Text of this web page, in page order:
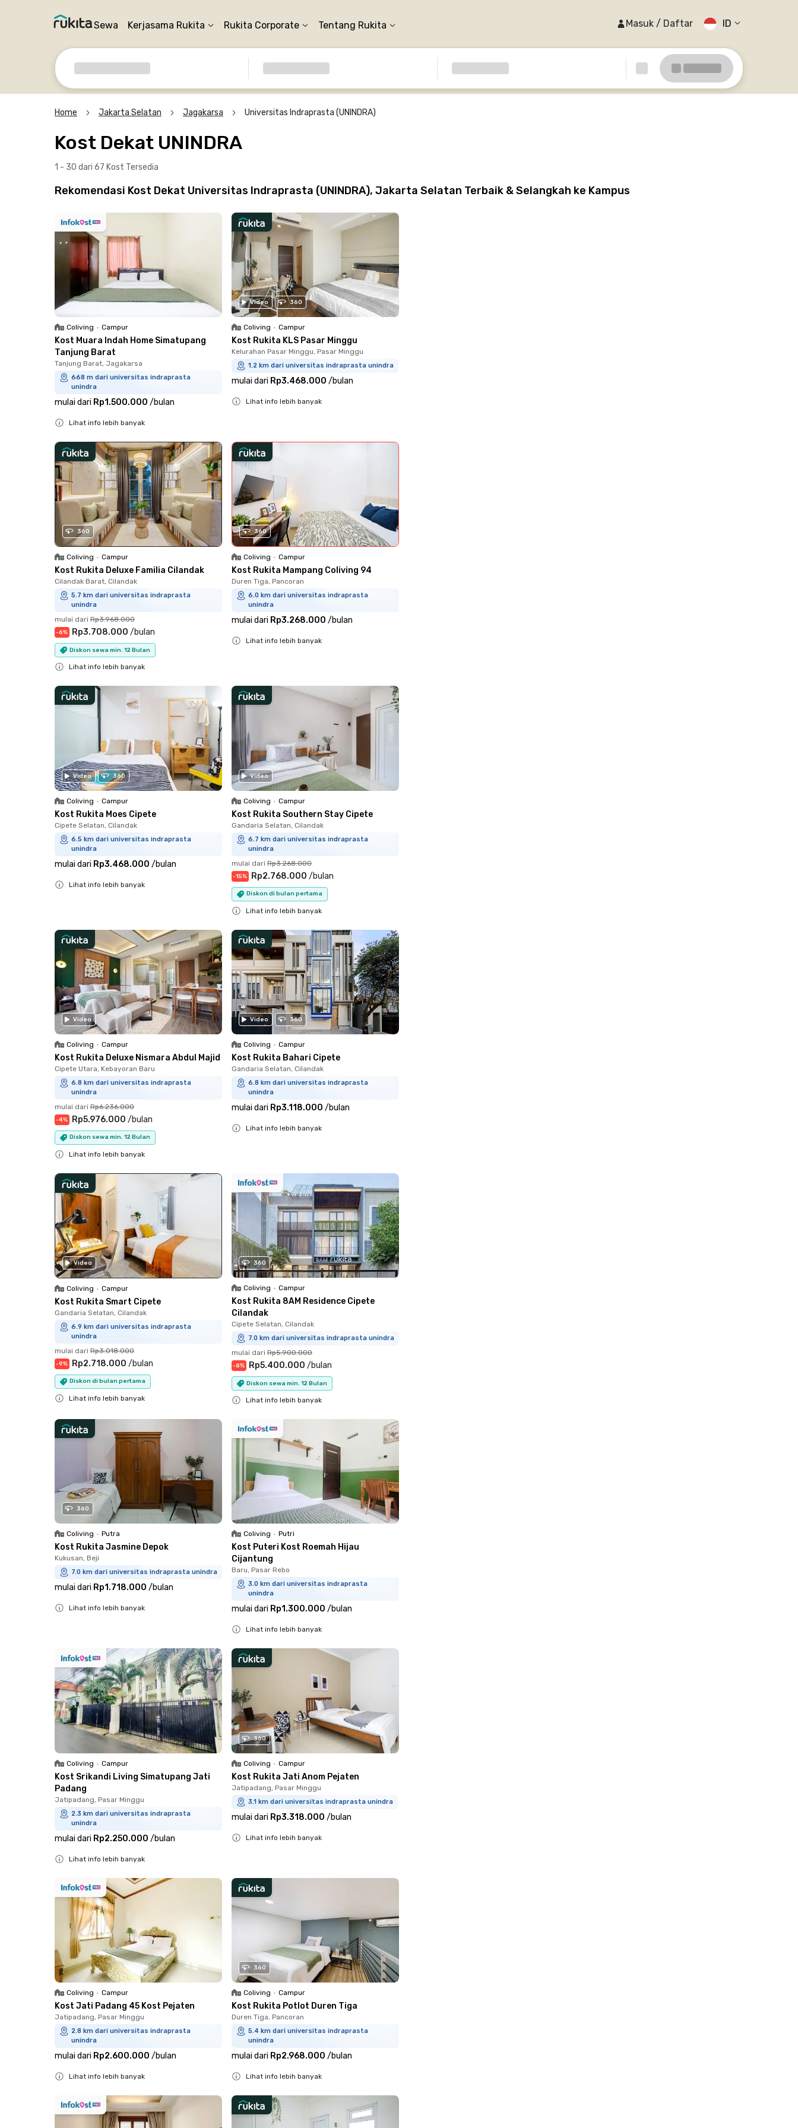
Sewa Kerjasama Rukita Rukita Corporate Tentang Rukita Masuk / Daftar ID
Home Jakarta Selatan Jagakarsa Universitas Indraprasta (UNINDRA)
Kost Dekat UNINDRA
1 - 30 dari 67 Kost Tersedia
Rekomendasi Kost Dekat Universitas Indraprasta (UNINDRA), Jakarta Selatan Terbaik & Selangkah ke Kampus
Coliving • Campur
Kost Muara Indah Home Simatupang
Tanjung Barat
Tanjung Barat, Jagakarsa
668 m dari universitas indraprasta
unindra
mulai dari Rp1.500.000 /bulan
Lihat info lebih banyak
Video 360
Coliving • Campur
Kost Rukita KLS Pasar Minggu
Kelurahan Pasar Minggu, Pasar Minggu
1.2 km dari universitas indraprasta unindra
mulai dari Rp3.468.000 /bulan
Lihat info lebih banyak
360
Coliving • Campur
Kost Rukita Deluxe Familia Cilandak
Cilandak Barat, Cilandak
5.7 km dari universitas indraprasta
unindra
mulai dari Rp3.968.000
-6% Rp3.708.000 /bulan
Diskon sewa min. 12 Bulan
Lihat info lebih banyak
360
Coliving • Campur
Kost Rukita Mampang Coliving 94
Duren Tiga, Pancoran
6.0 km dari universitas indraprasta
unindra
mulai dari Rp3.268.000 /bulan
Lihat info lebih banyak
Video 360
Coliving • Campur
Kost Rukita Moes Cipete
Cipete Selatan, Cilandak
6.5 km dari universitas indraprasta
unindra
mulai dari Rp3.468.000 /bulan
Lihat info lebih banyak
Video
Coliving • Campur
Kost Rukita Southern Stay Cipete
Gandaria Selatan, Cilandak
6.7 km dari universitas indraprasta
unindra
mulai dari Rp3.268.000
-15% Rp2.768.000 /bulan
Diskon di bulan pertama
Lihat info lebih banyak
Video
Coliving • Campur
Kost Rukita Deluxe Nismara Abdul Majid
Cipete Utara, Kebayoran Baru
6.8 km dari universitas indraprasta
unindra
mulai dari Rp6.236.000
-4% Rp5.976.000 /bulan
Diskon sewa min. 12 Bulan
Lihat info lebih banyak
Video 360
Coliving • Campur
Kost Rukita Bahari Cipete
Gandaria Selatan, Cilandak
6.8 km dari universitas indraprasta
unindra
mulai dari Rp3.118.000 /bulan
Lihat info lebih banyak
Video
Coliving • Campur
Kost Rukita Smart Cipete
Gandaria Selatan, Cilandak
6.9 km dari universitas indraprasta
unindra
mulai dari Rp3.018.000
-9% Rp2.718.000 /bulan
Diskon di bulan pertama
Lihat info lebih banyak
360
Coliving • Campur
Kost Rukita 8AM Residence Cipete
Cilandak
Cipete Selatan, Cilandak
7.0 km dari universitas indraprasta unindra
mulai dari Rp5.900.000
-8% Rp5.400.000 /bulan
Diskon sewa min. 12 Bulan
Lihat info lebih banyak
360
Coliving • Putra
Kost Rukita Jasmine Depok
Kukusan, Beji
7.0 km dari universitas indraprasta unindra
mulai dari Rp1.718.000 /bulan
Lihat info lebih banyak
Coliving • Putri
Kost Puteri Kost Roemah Hijau
Cijantung
Baru, Pasar Rebo
3.0 km dari universitas indraprasta
unindra
mulai dari Rp1.300.000 /bulan
Lihat info lebih banyak
Coliving • Campur
Kost Srikandi Living Simatupang Jati
Padang
Jatipadang, Pasar Minggu
2.3 km dari universitas indraprasta
unindra
mulai dari Rp2.250.000 /bulan
Lihat info lebih banyak
360
Coliving • Campur
Kost Rukita Jati Anom Pejaten
Jatipadang, Pasar Minggu
3.1 km dari universitas indraprasta unindra
mulai dari Rp3.318.000 /bulan
Lihat info lebih banyak
Coliving • Campur
Kost Jati Padang 45 Kost Pejaten
Jatipadang, Pasar Minggu
2.8 km dari universitas indraprasta
unindra
mulai dari Rp2.600.000 /bulan
Lihat info lebih banyak
360
Coliving • Campur
Kost Rukita Potlot Duren Tiga
Duren Tiga, Pancoran
5.4 km dari universitas indraprasta
unindra
mulai dari Rp2.968.000 /bulan
Lihat info lebih banyak